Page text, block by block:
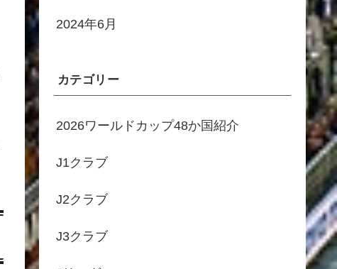
2024年6月
カテゴリー
2026ワールドカップ48か国紹介
J1クラブ
J2クラブ
J3クラブ